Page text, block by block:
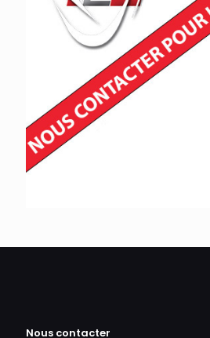
Nous contacter